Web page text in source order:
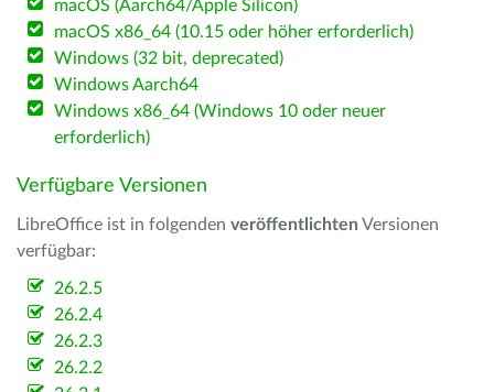
macOS (Aarch64/Apple Silicon)
macOS x86_64 (10.15 oder höher erforderlich)
Windows (32 bit, deprecated)
Windows Aarch64
Windows x86_64 (Windows 10 oder neuer
erforderlich)
Verfügbare Versionen
LibreOffice ist in folgenden veröffentlichten Versionen
verfügbar:
26.2.5
26.2.4
26.2.3
26.2.2